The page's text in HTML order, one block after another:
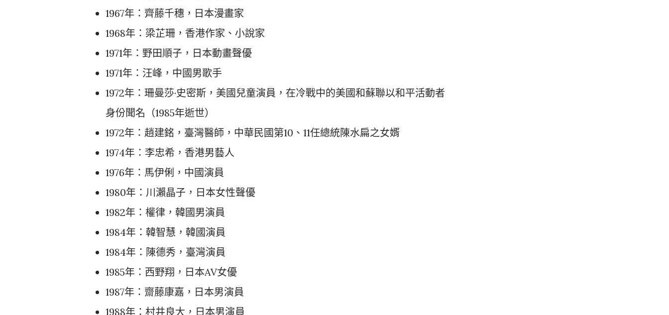
1967年：齊藤千穗，日本漫畫家
1968年：梁芷珊，香港作家、小說家
1971年：野田順子，日本動畫聲優
1971年：汪峰，中國男歌手
1972年：珊曼莎·史密斯，美國兒童演員，在冷戰中的美國和蘇聯以和平活動者
身份聞名（1985年逝世）
1972年：趙建銘，臺灣醫師，中華民國第10、11任總統陳水扁之女婿
1974年：李忠希，香港男藝人
1976年：馬伊俐，中國演員
1980年：川瀨晶子，日本女性聲優
1982年：權律，韓國男演員
1984年：韓智慧，韓國演員
1984年：陳德秀，臺灣演員
1985年：西野翔，日本AV女優
1987年：齋藤康嘉，日本男演員
1988年：村井良大，日本男演員